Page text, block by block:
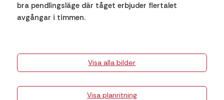
bra pendlingsläge där tåget erbjuder flertalet
avgångar i timmen.
Visa alla bilder
Visa planritning